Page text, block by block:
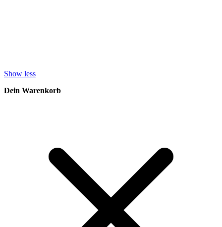
Show less
Dein Warenkorb